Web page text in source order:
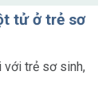
tử ở trẻ sơ
trẻ sơ sinh,